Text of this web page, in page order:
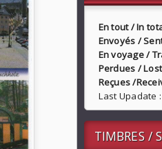
En tout / In
Envoyés /
En voyage /
Perdues /
Reçues /
Last Upadate
TIMBRES /